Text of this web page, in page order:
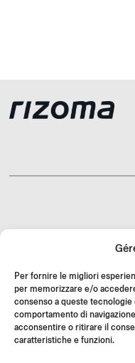
Per fornire le migliori
per memorizzare e/o
consenso a queste
comportamento di
acconsentire o ritirare il
caratteristiche e funzioni.
SUPPORT ET FAQ
RETOURS
INSTRUCTIONS DE
GIFT CARD
OFFRES LIMITÉES